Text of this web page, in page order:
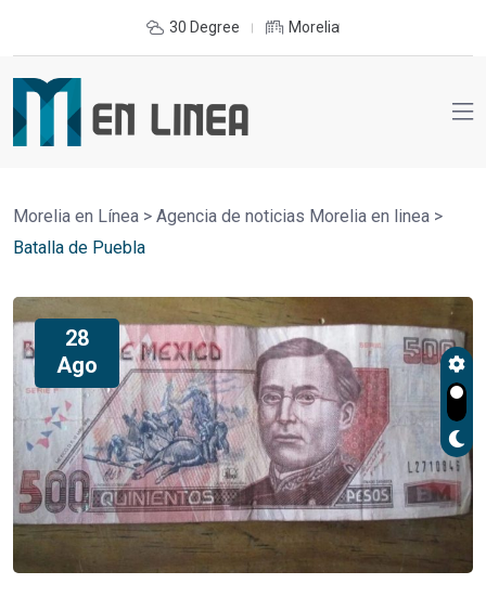
30 Degree Morelia
Morelia en Línea > Agencia de noticias Morelia en linea >
Batalla de Puebla
28
Ago